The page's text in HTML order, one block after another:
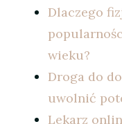
Dlaczego
wieku?
Droga do
uwolnić
Lekarz